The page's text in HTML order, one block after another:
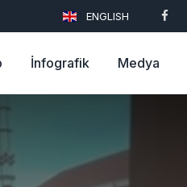
ENGLISH
İnfografik Medya